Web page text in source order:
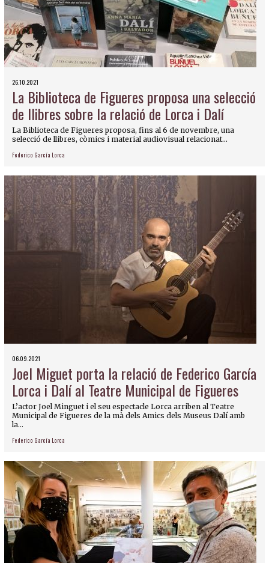
26.10.2021
La Biblioteca de Figueres proposa una selecció
de llibres sobre la relació de Lorca i Dalí
La Biblioteca de Figueres proposa, fins al 6 de novembre, una
selecció de llibres, còmics i material audiovisual relacionat...
Federico García Lorca
06.09.2021
Joel Miguet porta la relació de Federico García
Lorca i Dalí al Teatre Municipal de Figueres
L’actor Joel Minguet i el seu espectacle Lorca arriben al Teatre
Municipal de Figueres de la mà dels Amics dels Museus Dalí amb
la...
Federico García Lorca